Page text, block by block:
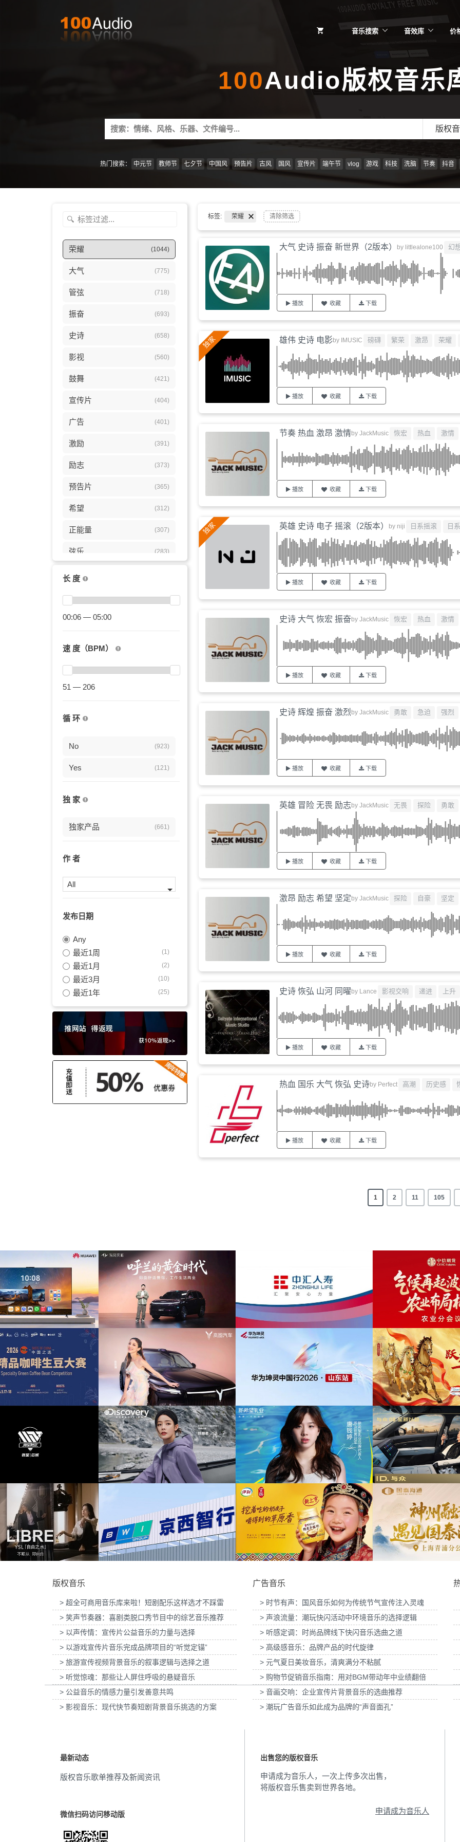
音乐搜索 音效库 价
100Audio版权音乐
Search
for:
版权
热门搜索： 中元节 教师节 七夕节 中国风 预告片 古风 国风 宣传片 端午节 vlog 游戏 科技 洗脑 节奏 抖音
荣耀 (1044)
大气 (775)
管弦 (718)
振奋 (693)
史诗 (658)
影视 (560)
鼓舞 (421)
宣传片 (404)
广告 (401)
激励 (391)
励志 (373)
预告片 (365)
希望 (312)
正能量 (307)
弦乐 (283)
渐进
激昂
磅礴
企业
好莱坞 (203)
英雄 (200)
影片 (177)
宏伟
振奋的 (174)
激情
戏剧性
优胜 (146)
游戏 (143)
电影 (140)
庄严 (129)
军旅 (116)
明亮 (116)
繁荣 (115)
(96)
纪录片
钢琴 (87)
成就 (78)
建党日 (75)
热血 (74)
建军节 (74)
(73)
(66)
(64)
(61)
积极
励志的 (56)
紧张 (56)
勇敢
管弦乐 (53)
庆典 (52)
动力 (51)
历史感 (51)
凯旋 (48)
凯旋的
历史 (42)
长 度
00:06 — 05:00
速 度（BPM）
51 — 206
循 环
No (923)
Yes (121)
独 家
独家产品 (661)
作 者
All
发布日期
Any
最近1周
(1)
最近1月 (2)
最近3月 (10)
最近1年 (25)
标签: 荣耀 清除筛选
大气 史诗 振奋 新世界（2版本） by littlealone100 幻
播放 收藏 下载
雄伟 史诗 电影by IMUSIC 磅礴 繁荣 激昂 荣耀
播放 收藏 下载
节奏 热血 激昂 激情by JackMusic 恢宏 热血 激情
播放 收藏 下载
英雄 史诗 电子 摇滚（2版本） by niji 日系摇滚 日系
播放 收藏 下载
史诗 大气 恢宏 振奋by JackMusic 恢宏 热血 激情
播放 收藏 下载
史诗 辉煌 振奋 激烈by JackMusic 勇敢 急迫 强烈
播放 收藏 下载
英雄 冒险 无畏 励志by JackMusic 无畏 探险 勇敢
播放 收藏 下载
激昂 励志 希望 坚定by JackMusic 探险 自豪 坚定
播放 收藏 下载
史诗 恢弘 山河 同曜by Lance 影视交响 递进 上升
播放 收藏 下载
热血 国乐 大气 恢弘 史诗by Perfect 高潮 历史感
播放 收藏 下载
1 2 11 105
东风奕派M8上市发布会项目提供音乐版权 为中汇人寿三周年宣传项目提供音乐版权
为中信期货有限公司2026年中策略会提供音
为华为Vision智慧
华剪项
岚图泰山X8上市发布会互动项目提供音乐
为华为中国行2026山东站传播项目提供音乐
版权
为光明优加x上海博物馆马年限定礼盒宣传项
目提供音乐版权
为《出发吧麦芬
Discovery expedition北京店铺活动提供音
乐版权
为新希望乳业唐钱婷品牌代言项目提供音乐版
为大众汽车ID与众08 KOL摄影制作项目提供
音乐版权
为欣旺达武汉商
张家口京西智行科技BWI媒体3D动画科普
项目提供音乐版权
为伊利宫酪中规格奶皮子酸奶TVC拍摄提供音
乐版权
为国泰海通证券上海青浦分公司宣传项目提供
音乐版权
版权音乐
> 超全可商用音乐库来啦！短剧配乐这样选才不踩雷
> 笑声节奏器：喜剧类脱口秀节目中的综艺音乐推荐
> 以声传情：宣传片公益音乐的力量与选择
> 以游戏宣传片音乐完成品牌项目的“听觉定锚”
> 旅游宣传视频背景音乐的叙事逻辑与选择之道
> 听觉惊魂：那些让人屏住呼吸的悬疑音乐
> 公益音乐的情感力量引发善意共鸣
> 影视音乐：现代快节奏短剧背景音乐挑选的方案
广告音乐
> 时节有声：国风音乐如何为传统节气宣传注入灵魂
> 声浪流量：潮玩快闪活动中环境音乐的选择逻辑
> 听感定调：时尚品牌线下快闪音乐选曲之道
> 高级感音乐：品牌产品的时代旋律
> 元气夏日美妆音乐，清爽满分不粘腻
> 购物节促销音乐指南：用对BGM带动年中业绩翻倍
> 音画交响：企业宣传片背景音乐的选曲推荐
> 潮玩广告音乐如此成为品牌的“声音面孔”
最新动态
版权音乐歌单推荐及新闻资讯
微信扫码访问移动版
出售您的版权音乐
申请成为音乐人，一次上传多次出售，
将版权音乐售卖到世界各地。
申请成为音乐人